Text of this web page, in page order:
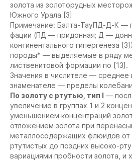
золота из золоторудных
Южного Урала [3]
Примечание: Балта-ТауПД-Д-К —
фации (ПД — придонная; Д —
континентального гипергенеза
породы* — выделяемые в ряду
лиственитовой формации по [13].
Значения в числителе — среднее
знаменателе — пределы
По золоту с ртутью, тип I —
увеличение в группах 1 и 2
уменьшением концентраций
отложением золота при
металлосодержащих флюидов от
ртутистых до поздних высоко-
вариациями пробности золота, и